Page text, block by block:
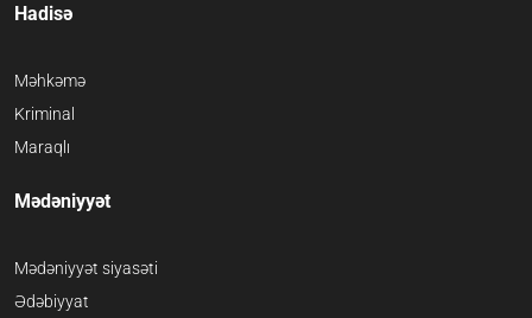
Hadisə
Məhkəmə
Kriminal
Maraqlı
Mədəniyyət
Mədəniyyət siyasəti
Ədəbiyyat